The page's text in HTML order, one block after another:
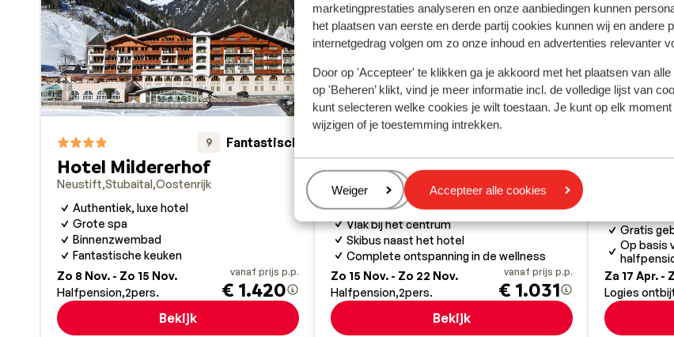
marketingprestaties analyseren en onze aanbiedingen kunnen
het plaatsen van eerste en derde partij cookies kunnen wij en andere
internetgedrag volgen om zo onze inhoud en advertenties relevanter
Door op 'Accepteer' te klikken ga je akkoord met het plaatsen van
op 'Beheren’ klikt, vind je meer informatie incl. de volledige lijst van
kunt selecteren welke cookies je wilt toestaan. Je kunt op elk
wijzigen of je toestemming intrekken.
Beheren
Weiger Accepteer alle cookies
9 Fantastisch
Hotel Mildererhof
Neustift Stubaital Oostenrijk
Authentiek, luxe hotel
Grote spa
Binnenzwembad
Fantastische keuken
Zo 8 Nov. - Zo 15 Nov.
Halfpension 2pers.
vanaf prijs p.p.
€ 1.420
Bekijk
Alpenhotel Fernau
Neustift Stubaital
Oostenrijk
Fijne, comfortabele kamers
Vlak bij het centrum
Skibus naast het hotel
Complete ontspanning in de wellness
Zo 15 Nov. - Zo 22 Nov.
Halfpension 2pers.
vanaf prijs p.p.
€ 1.031
Bekijk
Hotel
Bus
Gratis
Op basis
Za 17 Apr. -
Logies